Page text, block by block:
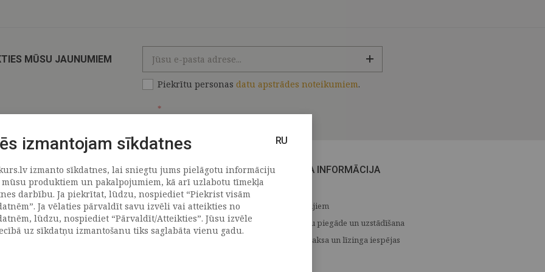
MŪSU JAUNUMIEM
Piekrītu personas datu apstrādes noteikumiem.
*
PAR MUMS
Uzņēmums
Vēsture
Kontakti
CITA INFORMĀCIJA
Medijiem
Preču piegāde un uzstādīšana
Apmaksa un līzinga iespējas
izmantojam sīkdatnes RU
izmanto sīkdatnes, lai sniegtu jums pielāgotu informāciju
produktiem un pakalpojumiem, kā arī uzlabotu tīmekļa
darbību. Ja piekrītat, lūdzu, nospiediet “Piekrist visām
Ja vēlaties pārvaldīt savu izvēli vai atteikties no
lūdzu, nospiediet “Pārvaldīt/Atteikties”. Jūsu izvēle
uz sīkdatņu izmantošanu tiks saglabāta vienu gadu.